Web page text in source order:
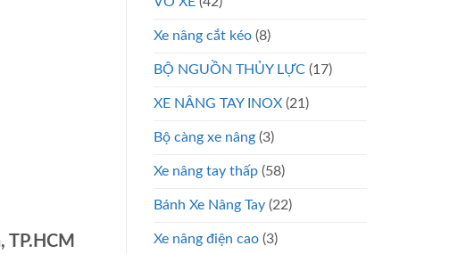
TP.HCM
Xe nâng cắt kéo (8)
BỘ NGUỒN THỦY LỰC (17)
XE NÂNG TAY INOX (21)
Bộ càng xe nâng (3)
Xe nâng tay thấp (58)
Bánh Xe Nâng Tay (22)
Xe nâng điện cao (3)